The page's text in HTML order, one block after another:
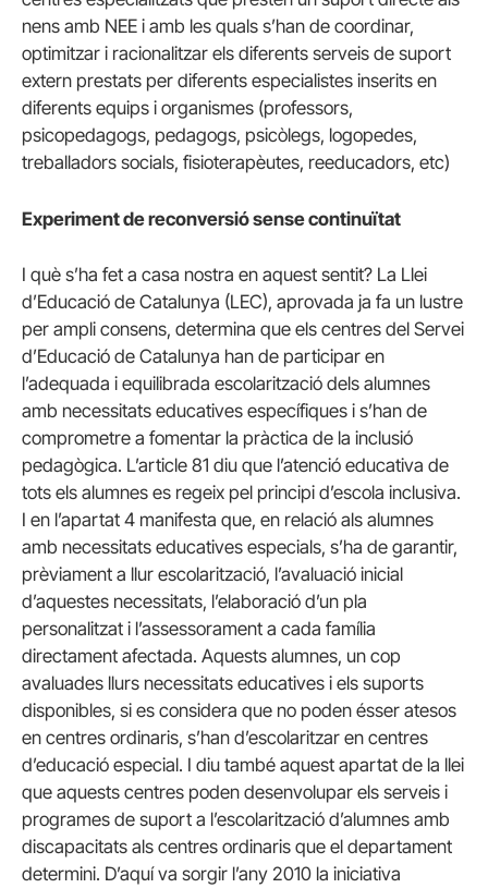
nens amb NEE i amb les quals s’han de coordinar,
optimitzar i racionalitzar els diferents serveis de suport
extern prestats per diferents especialistes inserits en
diferents equips i organismes (professors,
psicopedagogs, pedagogs, psicòlegs, logopedes,
treballadors socials, fisioterapèutes, reeducadors, etc)
Experiment de reconversió sense continuïtat
I què s’ha fet a casa nostra en aquest sentit? La Llei
d’Educació de Catalunya (LEC), aprovada ja fa un lustre
per ampli consens, determina que els centres del Servei
d’Educació de Catalunya han de participar en
l’adequada i equilibrada escolarització dels alumnes
amb necessitats educatives específiques i s’han de
comprometre a fomentar la pràctica de la inclusió
pedagògica. L’article 81 diu que l’atenció educativa de
tots els alumnes es regeix pel principi d’escola inclusiva.
I en l’apartat 4 manifesta que, en relació als alumnes
amb necessitats educatives especials, s’ha de garantir,
prèviament a llur escolarització, l’avaluació inicial
d’aquestes necessitats, l’elaboració d’un pla
personalitzat i l’assessorament a cada família
directament afectada. Aquests alumnes, un cop
avaluades llurs necessitats educatives i els suports
disponibles, si es considera que no poden ésser atesos
en centres ordinaris, s’han d’escolaritzar en centres
d’educació especial. I diu també aquest apartat de la llei
que aquests centres poden desenvolupar els serveis i
programes de suport a l’escolarització d’alumnes amb
discapacitats als centres ordinaris que el departament
determini. D’aquí va sorgir l’any 2010 la iniciativa